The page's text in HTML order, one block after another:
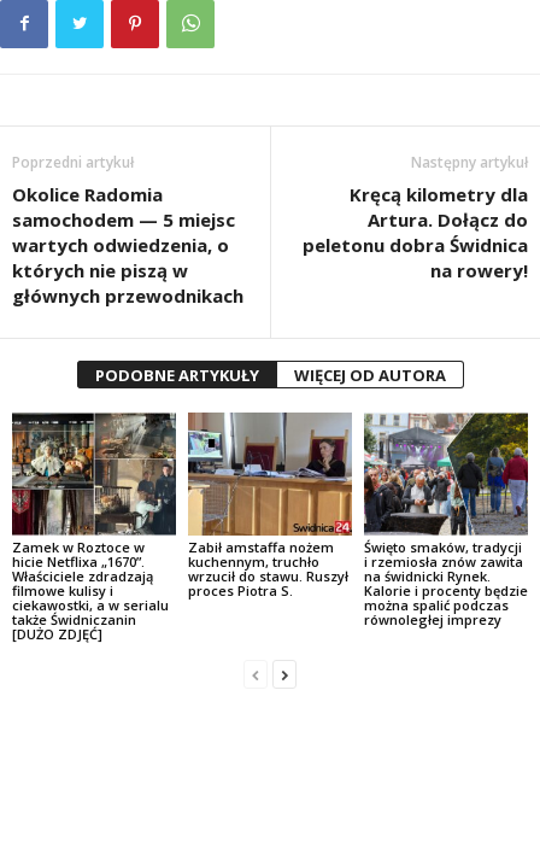
Poprzedni artykuł
Okolice Radomia
samochodem — 5 miejsc
wartych odwiedzenia, o
których nie piszą w
głównych przewodnikach
Następny artykuł
Kręcą kilometry dla
Artura. Dołącz do
peletonu dobra Świdnica
na rowery!
PODOBNE ARTYKUŁY WIĘCEJ OD AUTORA
Zamek w Roztoce w
hicie Netflixa „1670”.
Właściciele zdradzają
filmowe kulisy i
ciekawostki, a w serialu
także Świdniczanin
[DUŻO ZDJĘĆ]
Zabił amstaffa nożem
kuchennym, truchło
wrzucił do stawu. Ruszył
proces Piotra S.
Święto smaków, tradycji
i rzemiosła znów zawita
na świdnicki Rynek.
Kalorie i procenty będzie
można spalić podczas
równoległej imprezy